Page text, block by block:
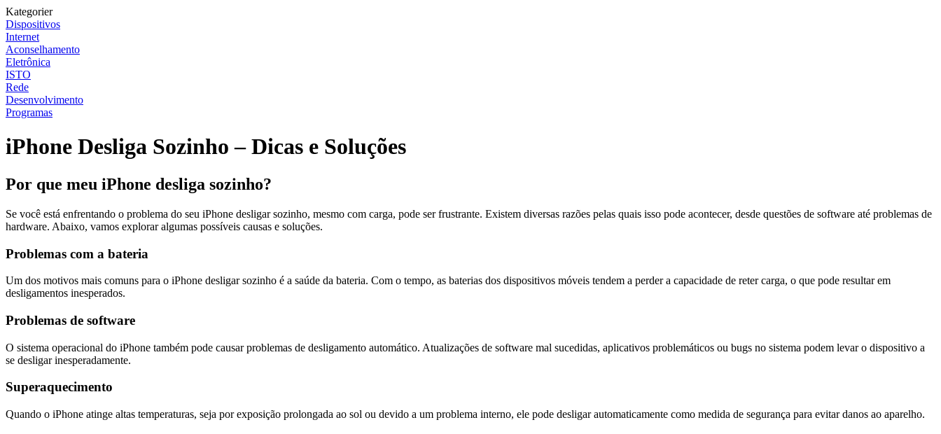
Kategorier
Dispositivos
Internet
Aconselhamento
Eletrônica
ISTO
Rede
Desenvolvimento
Programas
iPhone Desliga Sozinho – Dicas e Soluções
Por que meu iPhone desliga sozinho?
Se você está enfrentando o problema do seu iPhone desligar sozinho, mesmo com carga, pode ser frustrante. Existem diversas razões pelas quais isso pode acontecer, desde questões de software até problemas de
hardware. Abaixo, vamos explorar algumas possíveis causas e soluções.
Problemas com a bateria
Um dos motivos mais comuns para o iPhone desligar sozinho é a saúde da bateria. Com o tempo, as baterias dos dispositivos móveis tendem a perder a capacidade de reter carga, o que pode resultar em
desligamentos inesperados.
Problemas de software
O sistema operacional do iPhone também pode causar problemas de desligamento automático. Atualizações de software mal sucedidas, aplicativos problemáticos ou bugs no sistema podem levar o dispositivo a
se desligar inesperadamente.
Superaquecimento
Quando o iPhone atinge altas temperaturas, seja por exposição prolongada ao sol ou devido a um problema interno, ele pode desligar automaticamente como medida de segurança para evitar danos ao aparelho.